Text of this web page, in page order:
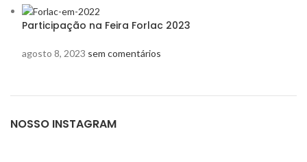
Participação na Feira Forlac 2023
agosto 8, 2023 sem comentários
NOSSO INSTAGRAM